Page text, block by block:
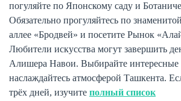
погуляйте по Японскому саду и
Обязательно прогуляйтесь по
аллее «Бродвей» и посетите Рынок
Любители искусства могут завершить
Алишера Навои. Выбирайте
наслаждайтесь атмосферой Ташкента.
трёх дней, изучите полный список